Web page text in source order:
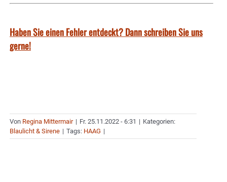
Haben Sie einen Fehler entdeckt? Dann schreiben Sie uns
gerne!
Von Regina Mittermair | Fr. 25.11.2022 - 6:31 | Kategorien:
Blaulicht & Sirene | Tags: HAAG |